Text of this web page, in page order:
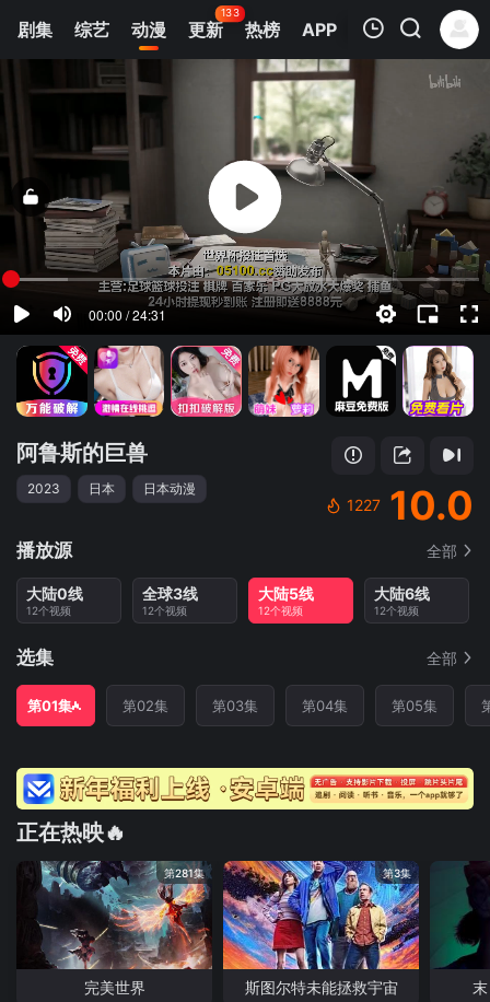
剧集 综艺 动漫 更新
133
热榜 APP
我的观影记录
第01集
清空
阿鲁斯的巨兽
2023 日本 日本动漫
1227 10.0
播放源 全部
大陆0线
12个视频
全球3线
12个视频
大陆5线
12个视频
大陆6线
12个视频
选集 全部
第01集 第02集 第03集 第04集 第05集
正在热映🔥
第281集
完美世界
第3集
斯图尔特未能拯救宇宙